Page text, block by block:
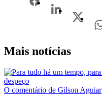
Mais notícias
O comentário de Gilson Aguiar